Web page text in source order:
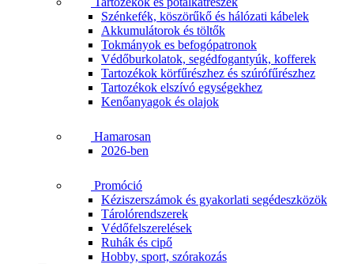
Szénkefék, köszörűkő és hálózati kábelek
Akkumulátorok és töltők
Tokmányok es befogópatronok
Védőburkolatok, segédfogantyúk, kofferek
Tartozékok körfűrészhez és szúrófűrészhez
Tartozékok elszívó egységekhez
Kenőanyagok és olajok
Hamarosan
2026-ben
Promóció
Kéziszerszámok és gyakorlati segédeszközök
Tárolórendszerek
Védőfelszerelések
Ruhák és cipő
Hobby, sport, szórakozás